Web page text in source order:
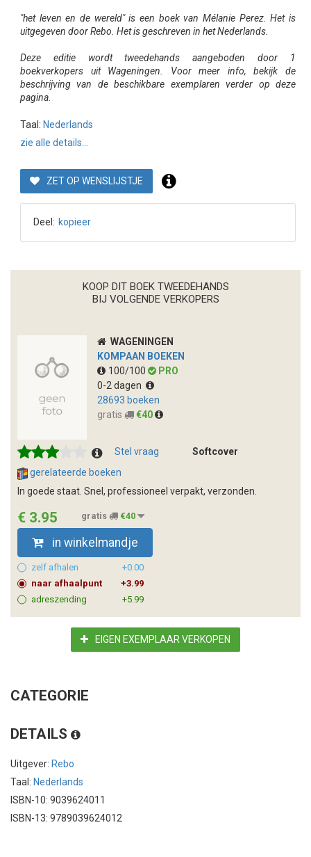
"het leven en de wereld" is een boek van Mélanie Perez. Het is
uitgegeven door Rebo. Het is geschreven in het Nederlands.
Deze editie wordt tweedehands aangeboden door 1
boekverkopers uit Wageningen. Voor meer info, bekijk de
beschrijving van de beschikbare exemplaren verder op deze
pagina.
Taal: Nederlands
zie alle details...
ZET OP WENSLIJSTJE
Deel: kopieer
KOOP DIT BOEK TWEEDEHANDS
BIJ VOLGENDE VERKOPERS
WAGENINGEN
KOMPAAN BOEKEN
100/100
PRO
0-2 dagen
28693 boeken
gratis
€40
Stel vraag
Softcover
gerelateerde boeken
In goede staat. Snel, professioneel verpakt, verzonden.
€ 3.95 gratis €40
in winkelmandje
zelf afhalen
+0.00
naar afhaalpunt
+3.99
adreszending
+5.99
EIGEN EXEMPLAAR VERKOPEN
CATEGORIE
DETAILS
Uitgever: Rebo
Taal: Nederlands
ISBN-10: 9039624011
ISBN-13: 9789039624012